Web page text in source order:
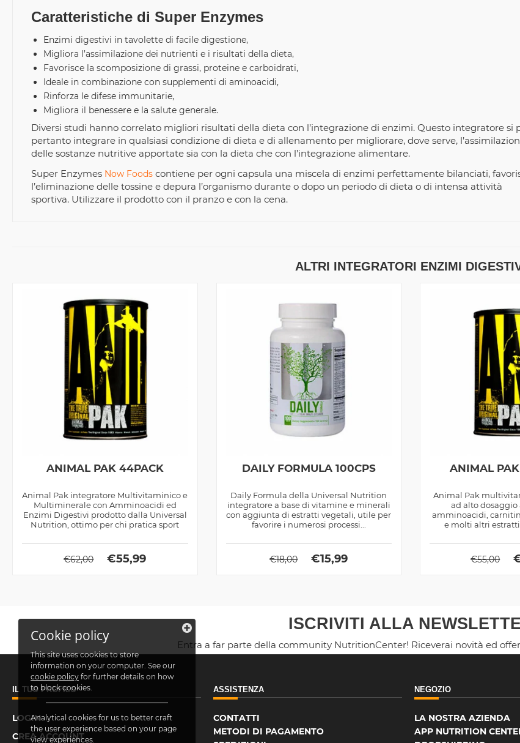
Caratteristiche di Super Enzymes
Enzimi digestivi in tavolette di facile digestione,
Migliora l’assimilazione dei nutrienti e i risultati della dieta,
Favorisce la scomposizione di grassi, proteine e carboidrati,
Ideale in combinazione con supplementi di aminoacidi,
Rinforza le difese immunitarie,
Migliora il benessere e la salute generale.
Diversi studi hanno correlato migliori risultati della dieta con l’integrazione di enzimi. Questo integratore si
pertanto integrare in qualsiasi condizione di dieta e di allenamento per migliorare, dove serve,
delle sostanze nutritive apportate sia con la dieta che con l’integrazione alimentare.
Super Enzymes Now Foods contiene per ogni capsula una miscela di enzimi perfettamente bilanciati,
l’eliminazione delle tossine e depura l’organismo durante o dopo un periodo di dieta o di intensa attività
sportiva. Utilizzare il prodotto con il pranzo e con la cena.
ALTRI INTEGRATORI ENZIMI
ANIMAL PAK 44PACK
Animal Pak integratore Multivitaminico e
Multiminerale con Amminoacidi ed
Enzimi Digestivi prodotto dalla Universal
Nutrition, ottimo per chi pratica sport
€62,00 €55,99
DAILY FORMULA 100CPS
Daily Formula della Universal Nutrition
integratore a base di vitamine e minerali
con aggiunta di estratti vegetali, utile per
favorire i numerosi processi...
€18,00 €15,99
ANIMAL
Animal Pak
ad alto dosaggio
amminoacidi,
e molti altri
€55,00
ISCRIVITI ALLA
Entra a far parte della community NutritionCenter! Riceverai novità ed
IL TUO PROFILO
LOGIN
CREA ACCOUNT
ASSISTENZA
CONTATTI
METODI DI PAGAMENTO
NEGOZIO
LA NOSTRA AZIENDA
APP NUTRITION
Cookie policy
This site uses cookies to store
information on your computer. See our
cookie policy for further details on how
to block cookies.
Analytical cookies for us to better craft
the user experience based on your page
view experiences.